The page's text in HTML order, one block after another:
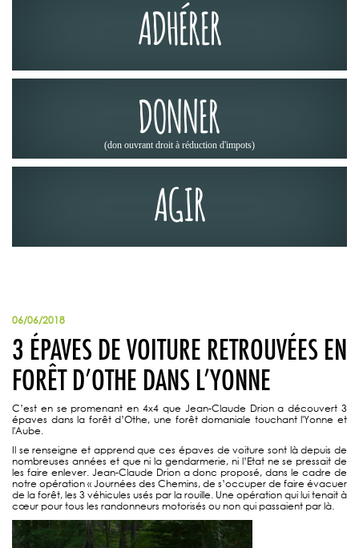
ADHÉRER
DONNER
(don ouvrant droit à réduction d'impots)
AGIR
06/06/2018
3 ÉPAVES DE VOITURE RETROUVÉES EN
FORÊT D’OTHE DANS L’YONNE
C’est en se promenant en 4x4 que Jean-Claude Drion a découvert 3
épaves dans la forêt d’Othe, une forêt domaniale touchant l'Yonne et
l'Aube.
Il se renseigne et apprend que ces épaves de voiture sont là depuis de
nombreuses années et que ni la gendarmerie, ni l’Etat ne se pressait de
les faire enlever. Jean-Claude Drion a donc proposé, dans le cadre de
notre opération « Journées des Chemins, de s’occuper de faire évacuer
de la forêt, les 3 véhicules usés par la rouille. Une opération qui lui tenait à
cœur pour tous les randonneurs motorisés ou non qui passaient par là.